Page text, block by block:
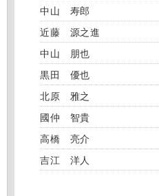
中山 寿郎
近藤 源之進
中山 朋也
黒田 優也
北原 雅之
國仲 智貴
高橋 亮介
吉江 洋人